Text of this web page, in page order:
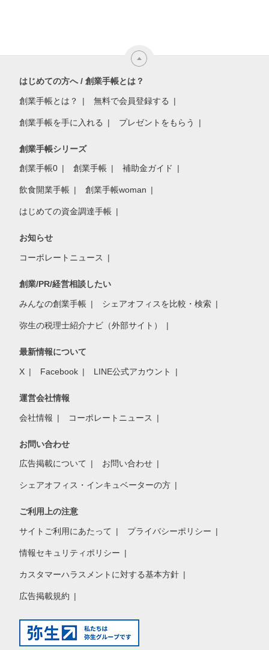
はじめての方へ / 創業手帳とは？
創業手帳とは？ 無料で会員登録する
創業手帳を手に入れる プレゼントをもらう
創業手帳シリーズ
創業手帳0 創業手帳 補助金ガイド
飲食開業手帳 創業手帳woman
はじめての資金調達手帳
お知らせ
コーポレートニュース
創業/PR/経営相談したい
みんなの創業手帳 シェアオフィスを比較・検索
弥生の税理士紹介ナビ（外部サイト）
最新情報について
X Facebook LINE公式アカウント
運営会社情報
会社情報 コーポレートニュース
お問い合わせ
広告掲載について お問い合わせ
シェアオフィス・インキュベーターの方
ご利用上の注意
サイトご利用にあたって プライバシーポリシー
情報セキュリティポリシー
カスタマーハラスメントに対する基本方針
広告掲載規約